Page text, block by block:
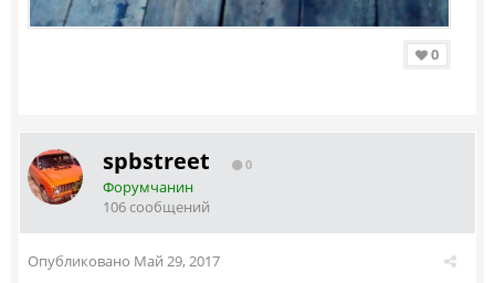
0
spbstreet 0
Форумчанин
106 сообщений
Опубликовано Май 29, 2017